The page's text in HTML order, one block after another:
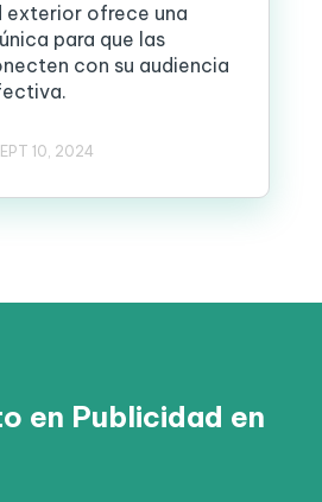
exterior ofrece una
para que las
con su audiencia
10, 2024
en Publicidad en